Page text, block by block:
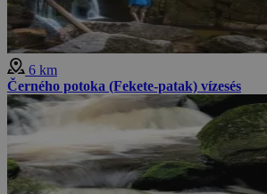
6 km
Černého potoka (Fekete-patak) vízesés